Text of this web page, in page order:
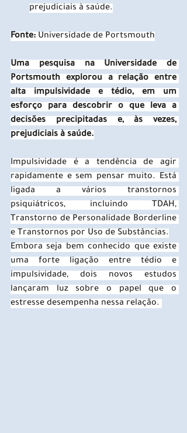
prejudiciais à saúde.
Fonte: Universidade de Portsmouth
Uma pesquisa na Universidade de
Portsmouth explorou a relação entre
alta impulsividade e tédio, em um
esforço para descobrir o que leva a
decisões precipitadas e, às vezes,
prejudiciais à saúde.
Impulsividade é a tendência de agir
rapidamente e sem pensar muito. Está
ligada a vários transtornos
psiquiátricos, incluindo TDAH,
Transtorno de Personalidade Borderline
e Transtornos por Uso de Substâncias.
Embora seja bem conhecido que existe
uma forte ligação entre tédio e
impulsividade, dois novos estudos
lançaram luz sobre o papel que o
estresse desempenha nessa relação.